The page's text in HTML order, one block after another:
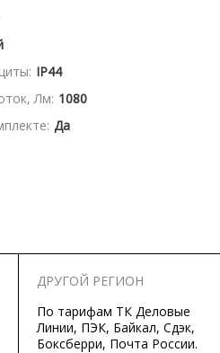
IP44
Лм: 1080
Да
ДРУГОЙ РЕГИОН
По тарифам ТК Деловые
Линии, ПЭК, Байкал, Сдэк,
Боксберри, Почта России.